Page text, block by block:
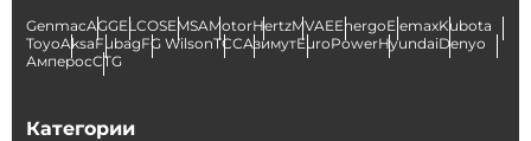
GenmacAGGELCOSEMSAMotorHertzMVAEEnergoElemaxKubota
ToyoAksaFubagFG WilsonТССАзимутEuroPowerHyundaiDenyo
АмперосCTG
Категории